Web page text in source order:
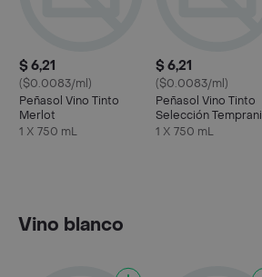
$ 6,21
($0.0083/ml)
Peñasol Vino Tinto
Merlot
1 X 750 mL
$ 6,21
($0.0083/ml)
Peñasol Vino Tinto
Selección
Garnacha
1 X 750 mL
Vino blanco